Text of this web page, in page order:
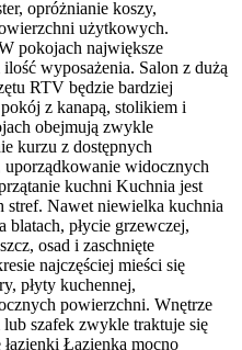
opróżnianie koszy,
użytkowych.
pokojach największe
wyposażenia. Salon z dużą
RTV będzie bardziej
z kanapą, stolikiem i
obejmują zwykle
kurzu z dostępnych
uporządkowanie widocznych
kuchni Kuchnia jest
stref. Nawet niewielka kuchnia
blatach, płycie grzewczej,
osad i zaschnięte
najczęściej mieści się
płyty kuchennej,
powierzchni. Wnętrze
szafek zwykle traktuje się
Łazienka mocno